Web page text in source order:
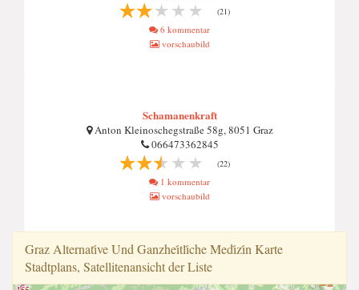
(21)
6 kommentar
vorschaubild
Schamanenkraft
Anton Kleinoschegstraße 58g, 8051 Graz
066473362845
(22)
1 kommentar
vorschaubild
Graz Alternati̇ve Und Ganzhei̇tli̇che Medi̇zi̇n Karte
Stadtplans, Satellitenansicht der Liste